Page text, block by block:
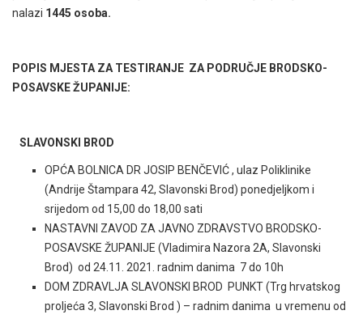
nalazi 1445 osoba.
POPIS MJESTA ZA TESTIRANJE ZA PODRUČJE BRODSKO-
POSAVSKE ŽUPANIJE:
SLAVONSKI BROD
OPĆA BOLNICA DR JOSIP BENČEVIĆ , ulaz Poliklinike
(Andrije Štampara 42, Slavonski Brod) ponedjeljkom i
srijedom od 15,00 do 18,00 sati
NASTAVNI ZAVOD ZA JAVNO ZDRAVSTVO BRODSKO-
POSAVSKE ŽUPANIJE (Vladimira Nazora 2A, Slavonski
Brod) od 24.11. 2021. radnim danima 7 do 10h
DOM ZDRAVLJA SLAVONSKI BROD PUNKT (Trg hrvatskog
proljeća 3, Slavonski Brod ) – radnim danima u vremenu od